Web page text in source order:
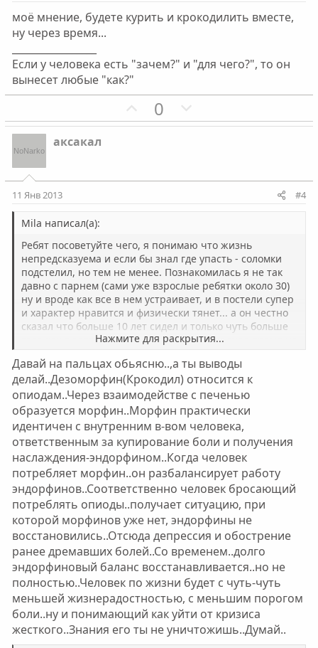
н
й
г
о
о
н
й
г
о
о
моё мнение, будете курить и крокодилить вместе,
ну через время...
Если у человека есть "зачем?" и "для чего?", то он
вынесет любые "как?"
П
о
т
ы
й
г
о
л
о
с
0
е
т
ы
й
г
о
л
о
с
аксакал
11 Янв 2013 #4
Mila написал(а):
Ребят посоветуйте чего, я понимаю что жизнь
непредсказуема и если бы знал где упасть - соломки
подстелил, но тем не менее. Познакомилась я не так
давно с парнем (сами уже взрослые ребятки около 30)
ну и вроде как все в нем устраивает, и в постели супер
и характер нравится и физически тянет... а он честно
сказал что больше 10 лет сидел и только чуть больше
года как в завязке. Причем сидел в последнее время на
знаю как информацию переварить. Сама иногда
покуриваю травку (примерно раз в пол года, могу
годами не прикасаться, могу чаще) и никогда не
считала что это проблема. А тут... растерялась...
Нажмите для раскрытия...
Давай на пальцах обьясню..,а ты выводы
делай..Дезоморфин(Крокодил) относится к
опиодам..Через взаимодействе с печенью
образуется морфин..Морфин практически
идентичен с внутренним в-вом человека,
ответственным за купирование боли и получения
наслаждения-эндорфином..Когда человек
потребляет морфин..он разбалансирует работу
эндорфинов..Соответственно человек бросающий
потреблять опиоды..получает ситуацию, при
которой морфинов уже нет, эндорфины не
восстановились..Отсюда депрессия и обострение
ранее дремавших болей..Со временем..долго
эндорфиновый баланс восстанавливается..но не
полностью..Человек по жизни будет с чуть-чуть
меньшей жизнерадостностью, с меньшим порогом
боли..ну и понимающий как уйти от кризиса
жесткого..Знания его ты не уничтожишь..Думай..